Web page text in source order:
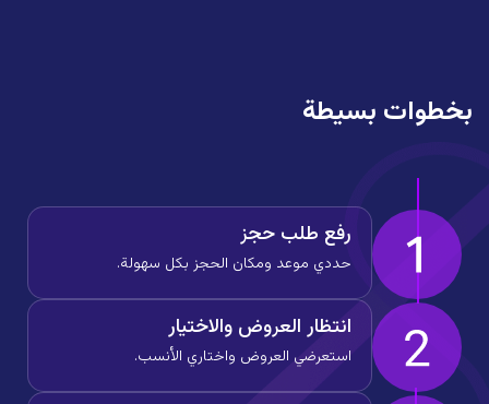
بخطوات بسيطة
رفع طلب حجز
حددي موعد ومكان الحجز بكل سهولة.
انتظار العروض والاختيار
استعرضي العروض واختاري الأنسب.